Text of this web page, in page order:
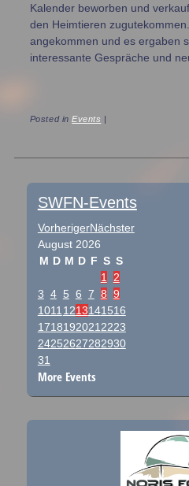
Kalender beworben und
den Heimtieren
angekommen und es ergaben
interessante Gespräche und
Posted inEvents |
Post navigation
SWFN-Events
VorherigerNächster
August 2026
M D M D F S S
1
2
3 4 5 6 7 8 9
1011 1213141516
1718192021 2223
24252627282930
31
More Events